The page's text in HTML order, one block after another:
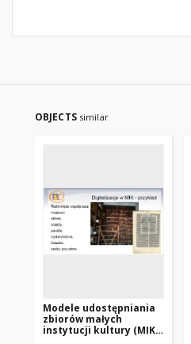
OBJECTS similar
Modele udostępniania
zbiorów małych
instytucji kultury (MIK).